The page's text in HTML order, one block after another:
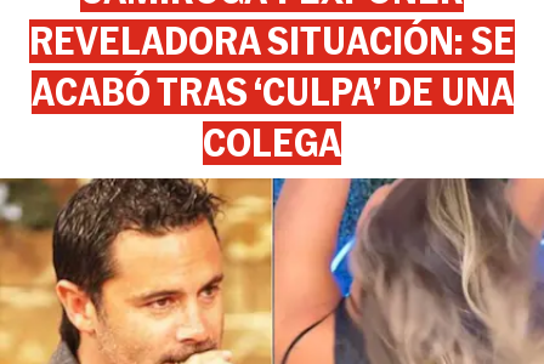
REVELADORA SITUACIÓN: SE
ACABÓ TRAS ‘CULPA’ DE UNA
COLEGA